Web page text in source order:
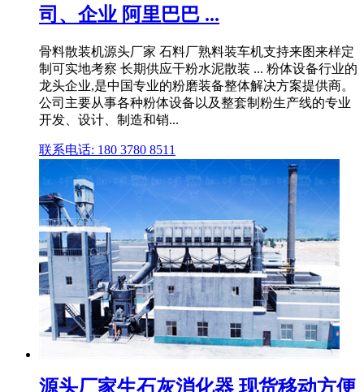
司、企业 阿里巴巴 ...
骨料散装机源头厂家 石料厂熟料装车机支持来图来样定
制可实地考察 长期供应干粉水泥散装 ... 粉体设备行业的
龙头企业,是中国专业的粉磨装备整体解决方案提供商。
公司主要从事各种粉体设备以及整套制粉生产线的专业
开发、设计、制造和销...
联系电话: 180 3780 8511
源头厂家生石灰消化器 现货移动方便